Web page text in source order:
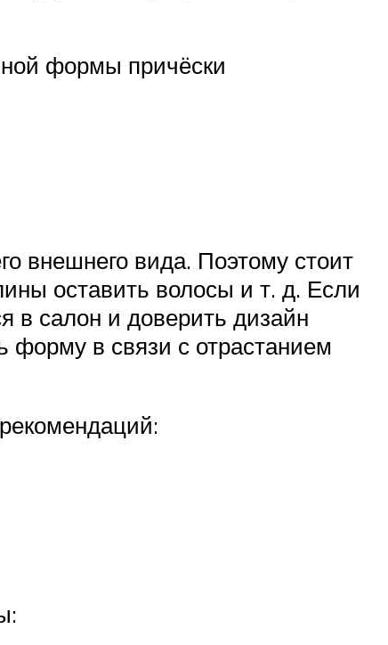
формы причёски
внешнего вида. Поэтому стоит
оставить волосы и т. д. Если
в салон и доверить дизайн
форму в связи с отрастанием